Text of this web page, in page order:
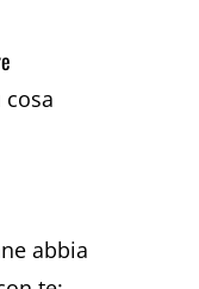
cosa
abbia